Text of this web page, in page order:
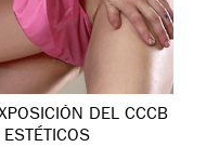
DEL CCCB